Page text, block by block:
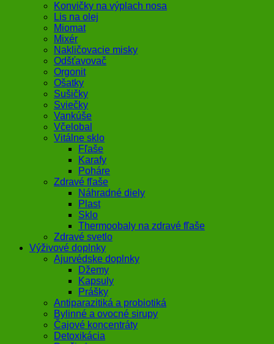
Konvičky na výplach nosa
Lis na olej
Miomat
Mixér
Nakličovacie misky
Odšťavovač
Orgonit
Ošatky
Sušičky
Sviečky
Vankúše
Včelobal
Vitálne sklo
Fľaše
Karafy
Poháre
Zdravé fľaše
Náhradné diely
Plast
Sklo
Thermoobaly na zdravé fľaše
Zdravé svetlo
Výživové doplnky
Ajurvédske doplnky
Džemy
Kapsuly
Prášky
Antiparazitiká a probiotiká
Bylinné a ovocné sirupy
Čajové koncentráty
Detoxikácia